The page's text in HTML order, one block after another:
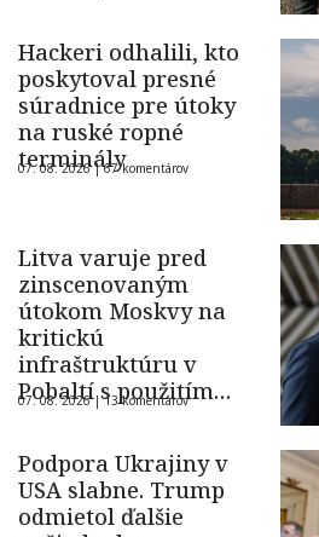
Hackeri odhalili, kto
poskytoval presné
súradnice pre útoky
na ruské ropné
terminály
07. 08. 2026 |67 komentárov
Litva varuje pred
zinscenovaným
útokom Moskvy na
kritickú
infraštruktúru v
Pobaltí s použitím
ukrajinského dronu
07. 08. 2026 |13 komentárov
Podpora Ukrajiny v
USA slabne. Trump
odmietol ďalšie